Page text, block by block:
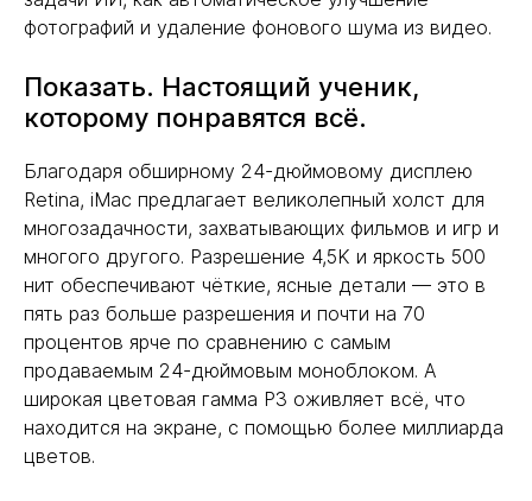
фотографий и удаление фонового шума из видео.
Показать. Настоящий ученик,
которому понравятся всё.
Благодаря обширному 24-дюймовому дисплею
Retina, iMac предлагает великолепный холст для
многозадачности, захватывающих фильмов и игр и
многого другого. Разрешение 4,5K и яркость 500
нит обеспечивают чёткие, ясные детали — это в
пять раз больше разрешения и почти на 70
процентов ярче по сравнению с самым
продаваемым 24-дюймовым моноблоком. А
широкая цветовая гамма P3 оживляет всё, что
находится на экране, с помощью более миллиарда
цветов.